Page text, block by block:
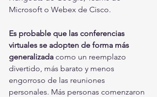
Microsoft o Webex de Cisco.
Es probable que las conferencias
virtuales se adopten de forma más
generalizada como un reemplazo
divertido, más barato y menos
engorroso de las reuniones
personales. Más personas comenzaron